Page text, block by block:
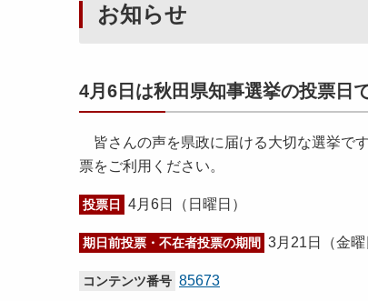
お知らせ
4月6日は秋田県知事選挙の投票日
皆さんの声を県政に届ける大切な選挙で
票をご利用ください。
投票日 4月6日（日曜日）
期日前投票・不在者投票の期間 3月21日（金
コンテンツ番号 85673